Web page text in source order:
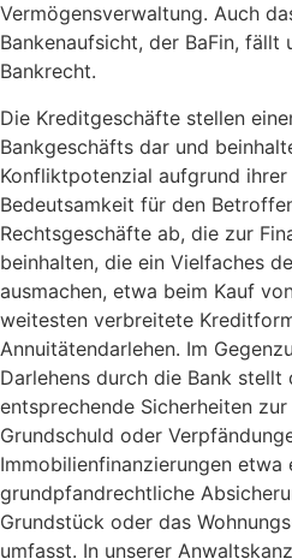
Vermögensverwaltung. Auch
Bankenaufsicht, der BaFin, fällt
Bankrecht.
Die Kreditgeschäfte stellen
Bankgeschäfts dar und
Konfliktpotenzial aufgrund
Bedeutsamkeit für den
Rechtsgeschäfte ab, die zur
beinhalten, die ein Vielfaches
ausmachen, etwa beim Kauf
weitesten verbreitete
Annuitätendarlehen. Im
Darlehens durch die Bank stellt
entsprechende Sicherheiten
Grundschuld oder
Immobilienfinanzierungen
grundpfandrechtliche
Grundstück oder das
umfasst. In unserer